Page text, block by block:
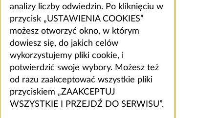
analizy liczby odwiedzin. Po kliknięciu w
przycisk „USTAWIENIA COOKIES”
możesz otworzyć okno, w którym
dowiesz się, do jakich celów
wykorzystujemy pliki cookie, i
potwierdzić swoje wybory. Możesz też
od razu zaakceptować wszystkie pliki
przyciskiem „ZAAKCEPTUJ
WSZYSTKIE I PRZEJDŹ DO SERWISU”.